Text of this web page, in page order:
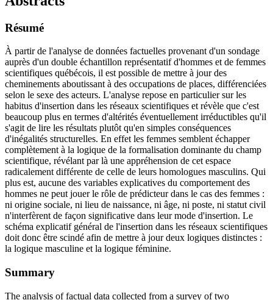
Résumé
À partir de l'analyse de données factuelles provenant d'un sondage
auprès d'un double échantillon représentatif d'hommes et de femmes
scientifiques québécois, il est possible de mettre à jour des
cheminements aboutissant à des occupations de places, différenciées
selon le sexe des acteurs. L'analyse repose en particulier sur les
habitus d'insertion dans les réseaux scientifiques et révèle que c'est
beaucoup plus en termes d'altérités éventuellement irréductibles qu'il
s'agit de lire les résultats plutôt qu'en simples conséquences
d'inégalités structurelles. En effet les femmes semblent échapper
complètement à la logique de la formalisation dominante du champ
scientifique, révélant par là une appréhension de cet espace
radicalement différente de celle de leurs homologues masculins. Qui
plus est, aucune des variables explicatives du comportement des
hommes ne peut jouer le rôle de prédicteur dans le cas des femmes :
ni origine sociale, ni lieu de naissance, ni âge, ni poste, ni statut civil
n'interfèrent de façon significative dans leur mode d'insertion. Le
schéma explicatif général de l'insertion dans les réseaux scientifiques
doit donc être scindé afin de mettre à jour deux logiques distinctes :
la logique masculine et la logique féminine.
Summary
The analysis of factual data collected from a survey of two